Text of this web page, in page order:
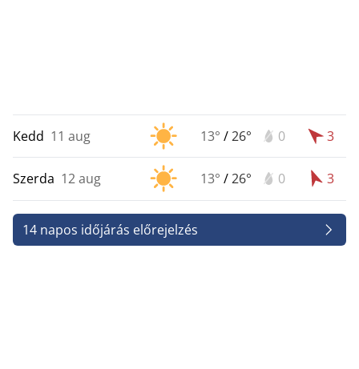
Kedd 11 aug 13° /26° 0 3
Szerda 12 aug 13° /26° 0 3
14 napos időjárás előrejelzés